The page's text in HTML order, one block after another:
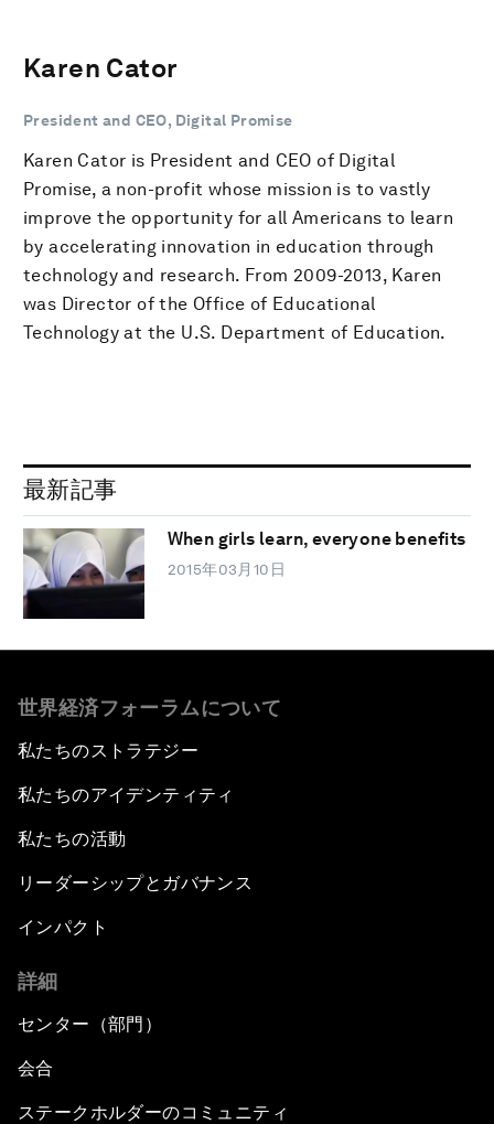
Karen Cator
President and CEO, Digital Promise
Karen Cator is President and CEO of Digital
Promise, a non-profit whose mission is to vastly
improve the opportunity for all Americans to learn
by accelerating innovation in education through
technology and research. From 2009-2013, Karen
was Director of the Office of Educational
Technology at the U.S. Department of Education.
最新記事
When girls learn, everyone benefits
2015年03月10日
世界経済フォーラムについて
私たちのストラテジー
私たちのアイデンティティ
私たちの活動
リーダーシップとガバナンス
インパクト
詳細
センター（部門）
会合
ステークホルダーのコミュニティ